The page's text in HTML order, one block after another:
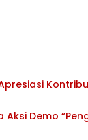
Demo